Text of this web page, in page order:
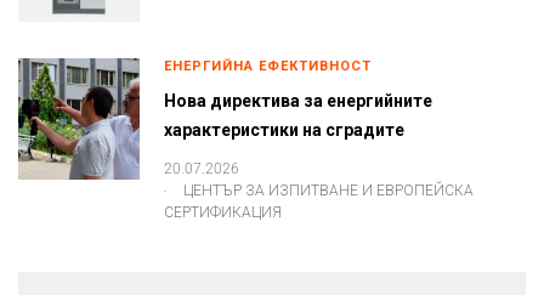
ЕНЕРГИЙНА ЕФЕКТИВНОСТ
Нова директива за енергийните
характеристики на сградите
20.07.2026
ЦЕНТЪР ЗА ИЗПИТВАНЕ И ЕВРОПЕЙСКА
СЕРТИФИКАЦИЯ